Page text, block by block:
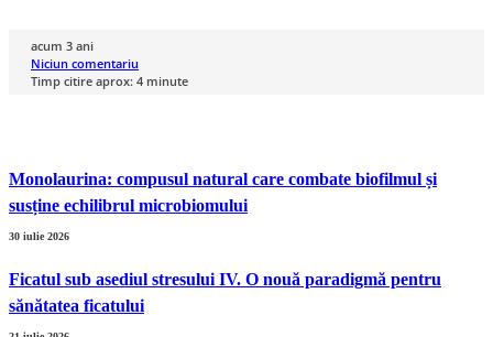
acum 3 ani
Niciun comentariu
Timp citire aprox: 4 minute
Monolaurina: compusul natural care combate biofilmul și
susține echilibrul microbiomului
30 iulie 2026
Ficatul sub asediul stresului IV. O nouă paradigmă pentru
sănătatea ficatului